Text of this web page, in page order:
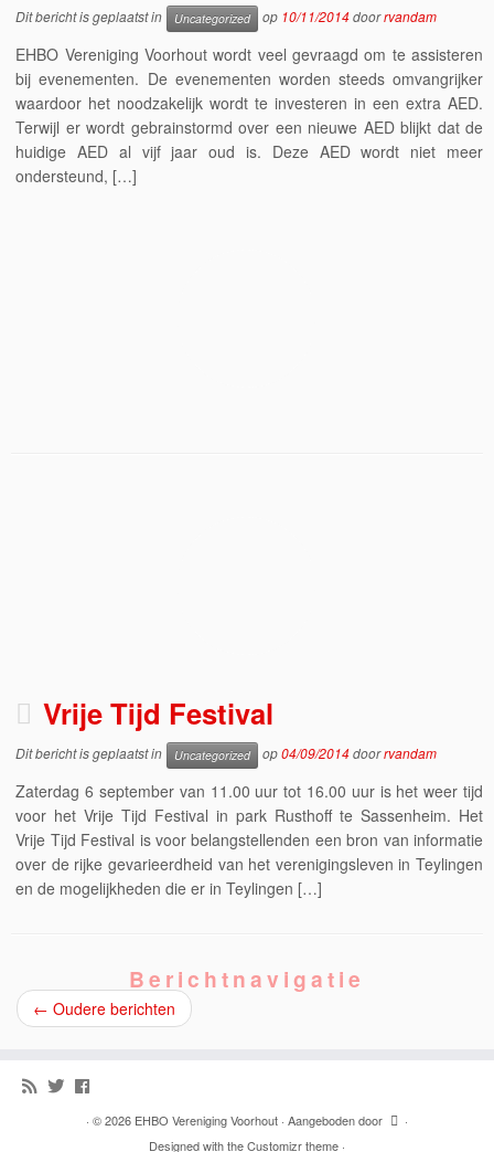
Dit bericht is geplaatst in Uncategorized op 10/11/2014doorrvandam
EHBO Vereniging Voorhout wordt veel gevraagd om te assisteren
bij evenementen. De evenementen worden steeds omvangrijker
waardoor het noodzakelijk wordt te investeren in een extra AED.
Terwijl er wordt gebrainstormd over een nieuwe AED blijkt dat de
huidige AED al vijf jaar oud is. Deze AED wordt niet meer
ondersteund, […]
Vrije Tijd Festival
Dit bericht is geplaatst in Uncategorized op04/09/2014doorrvandam
Zaterdag 6 september van 11.00 uur tot 16.00 uur is het weer tijd
voor het Vrije Tijd Festival in park Rusthoff te Sassenheim. Het
Vrije Tijd Festival is voor belangstellenden een bron van informatie
over de rijke gevarieerdheid van het verenigingsleven in Teylingen
en de mogelijkheden die er in Teylingen […]
Berichtnavigatie
← Oudere berichten
· © 2026 EHBO Vereniging Voorhout · Aangeboden door
·
Designed with theCustomizr theme ·